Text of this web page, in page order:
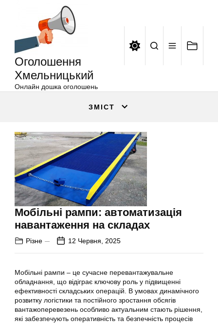
Оголошення
Хмельницький
Онлайн дошка оголошень
ЗМІСТ
Мобільні рампи: автоматизація
навантаження на складах
Різне 12 Червня, 2025
Мобільні рампи – це сучасне перевантажувальне
обладнання, що відіграє ключову роль у підвищенні
ефективності складських операцій. В умовах динамічного
розвитку логістики та постійного зростання обсягів
вантажоперевезень особливо актуальним стають рішення,
які забезпечують оперативність та безпечність процесів